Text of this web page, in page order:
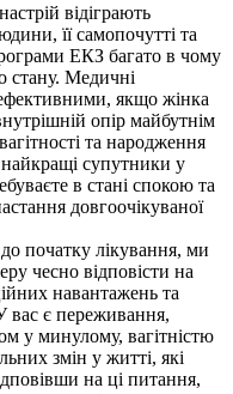
відіграють
її самопочутті та
ЕКЗ багато в чому
стану. Медичні
якщо жінка
опір майбутнім
та народження
супутники у
в стані спокою та
довгоочікуваної
початку лікування, ми
чесно відповісти на
навантажень та
вас є переживання,
у минулому, вагітністю
змін у житті, які
на ці питання,